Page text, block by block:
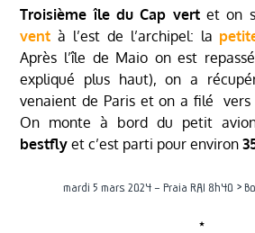
Troisième île du Cap vertet on
vent à l’est de l’archipel: la
Après l’île de Maio on est
expliqué plus haut), on a
venaient de Paris et on a filé vers
On monte à bord du petit
bestfly et c’est parti pour environ
mardi 5 mars 2024 – Praia RAI 8h40 >
⋆